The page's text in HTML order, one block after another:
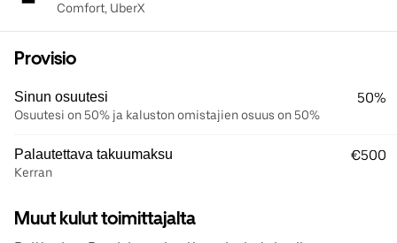
Comfort, UberX
Provisio
Sinun osuutesi
Osuutesi on 50% ja kaluston omistajien osuus on 50%
50%
Palautettava takuumaksu
Kerran
€500
Muut kulut toimittajalta